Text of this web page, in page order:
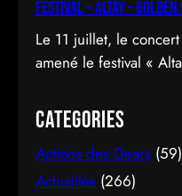
Festival « Altay –
Le 11 juillet, le
amené le festival «
pied des montagnes
Categories
Actions des Dears (59)
Actualités (266)